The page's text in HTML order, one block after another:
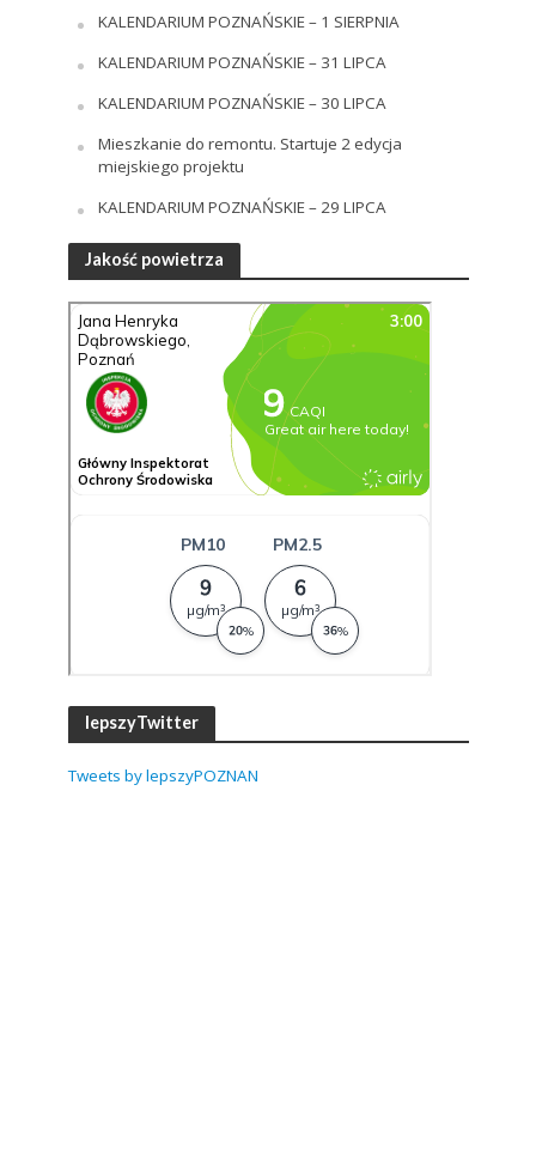
KALENDARIUM POZNAŃSKIE – 1 SIERPNIA
KALENDARIUM POZNAŃSKIE – 31 LIPCA
KALENDARIUM POZNAŃSKIE – 30 LIPCA
Mieszkanie do remontu. Startuje 2 edycja
miejskiego projektu
KALENDARIUM POZNAŃSKIE – 29 LIPCA
Jakość powietrza
lepszyTwitter
Tweets by lepszyPOZNAN